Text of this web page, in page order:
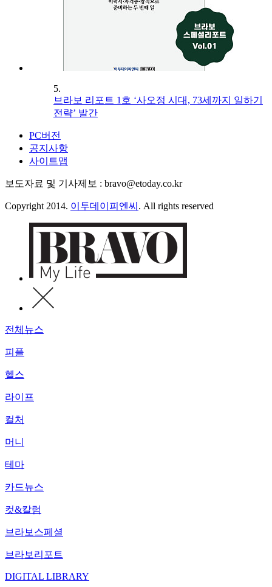
5.
브라보 리포트 1호 ‘사오정 시대, 73세까지 일하기
전략’ 발간
PC버전
공지사항
사이트맵
보도자료 및 기사제보 : bravo@etoday.co.kr
Copyright 2014. 이투데이피엔씨 . All rights reserved
전체뉴스
피플
헬스
라이프
컬처
머니
테마
카드뉴스
컷&칼럼
브라보스페셜
브라보리포트
DIGITAL LIBRARY